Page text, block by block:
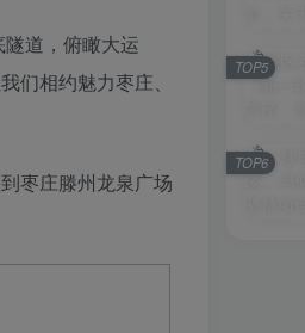
道，俯瞰大运
们相约魅力枣庄、
枣庄滕州龙泉广场
TOP5
TOP6